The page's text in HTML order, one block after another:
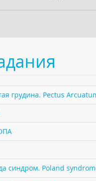
грудина. Pectus
синдром. Poland